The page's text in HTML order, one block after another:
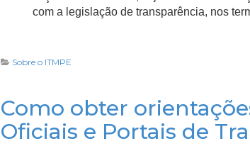
com a legislação de transparência, nos
Sobre o ITMPE
Como obter
Oficiais e Portais de